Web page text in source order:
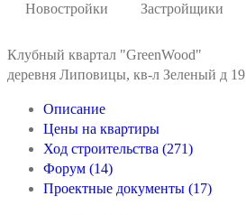
Новостройки Застройщики
Клубный квартал "GreenWood"
деревня Липовицы, кв-л Зеленый д 19
Описание
Цены на квартиры
Ход строительства (271)
Форум (14)
Проектные документы (17)